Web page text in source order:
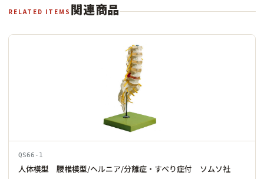
RELATED ITEMS 関連商品
QS66-1
人体模型 腰椎模型/ヘルニア/分離症・すべり症付 ソムソ社